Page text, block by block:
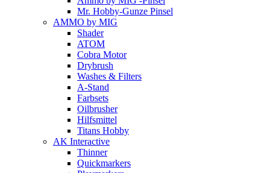
Mr. Hobby-Gunze Pinsel
AMMO by MIG
Shader
ATOM
Cobra Motor
Drybrush
Washes & Filters
A-Stand
Farbsets
Oilbrusher
Hilfsmittel
Titans Hobby
AK Interactive
Thinner
Quickmarkers